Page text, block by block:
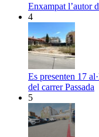
Enxampat l’autor
4
Es presenten 17
del carrer Passada
5